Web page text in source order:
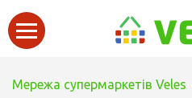
Мережа супермаркетів Veles